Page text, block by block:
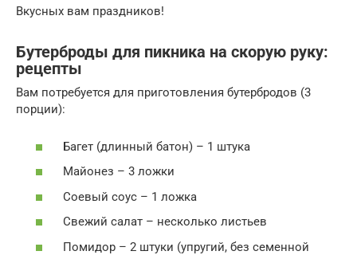
Вкусных вам праздников!
Бутерброды для пикника на скорую руку:
рецепты
Вам потребуется для приготовления бутербродов (3
порции):
Багет (длинный батон) – 1 штука
Майонез – 3 ложки
Соевый соус – 1 ложка
Свежий салат – несколько листьев
Помидор – 2 штуки (упругий, без семенной